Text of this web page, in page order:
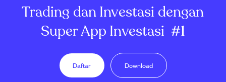
Trading dan Investasi dengan
Super App Investasi #1
Daftar Download